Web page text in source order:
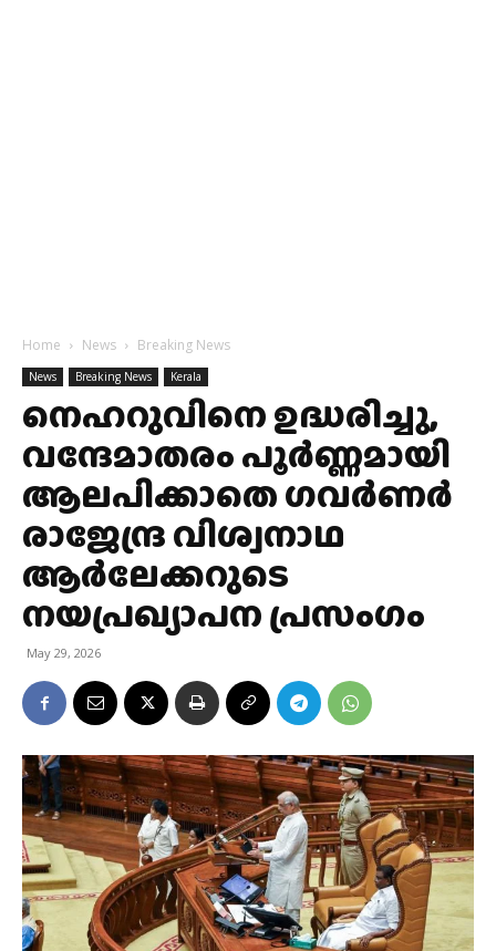
Home News Breaking News
News Breaking News Kerala
നെഹറുവിനെ ഉദ്ധരിച്ചു,
വന്ദേമാതരം പൂർണ്ണമായി
ആലപിക്കാതെ ഗവർണർ
രാജേന്ദ്ര വിശ്വനാഥ
ആർലേക്കറുടെ
നയപ്രഖ്യാപന പ്രസംഗം
May 29, 2026